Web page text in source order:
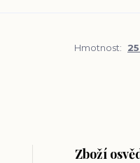
Hmotnost:
Zboží